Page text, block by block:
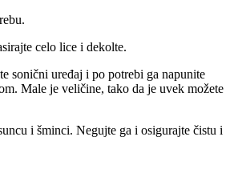
celo lice i dekolte.
sonični uređaj i po potrebi ga napunite
Male je veličine, tako da je uvek možete
i šminci. Negujte ga i osigurajte čistu i